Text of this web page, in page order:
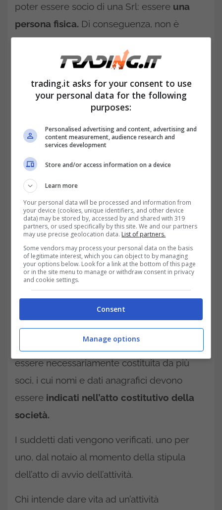
poter essere socio di una Srl: essere una
persona fisica. Di conseguenza, non è
ammessa alcuna personalità giuridica, come
un fondo d’investimento o una società
Cosa sapere prima di aprire una
Srl?
Percostituire una Srlè necessario essere
ben informati sui vantaggi e sui doveri
relativi a questa forma giuridica prevista
dalla legge.
Una Società a responsabilità limitata
essere necessariamente costituita da più
soci, i cui nomi e dati anagrafici devono
essere indicati nell’atto costitutivo della
società.
I suddetti dati vengono verificati, uno per
uno, dal notaio al momento della stipula
dell’atto di avvio dell’attività.
Chi intende dare vita ad un’attività
trading.it asks for your consent to use
your personal data for the following
purposes:
Personalised advertising and content, advertising and
content measurement, audience research and
services development
Store and/or access information on a device
Learn more
Your personal data will be processed and information from
your device (cookies, unique identifiers, and other device
data) may be stored by, accessed by and shared with 319
partners, or used specifically by this site. We and our partners
may use precise geolocation data. List of partners.
Some vendors may process your personal data on the basis
of legitimate interest, which you can object to by managing
your options below. Look for a link at the bottom of this page
or in the site menu to manage or withdraw consent in privacy
and cookie settings.
Consent
Manage options